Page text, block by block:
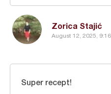
Zorica Stajić
August 12, 2025,
Super recept!